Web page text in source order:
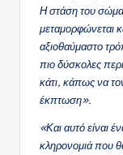
Η στάση του
μεταμορφώνεται
αξιοθαύμαστο
πιο δύσκολες
κάτι, κάπως να
έκπτωση».
«Και αυτό είναι
κληρονομιά που